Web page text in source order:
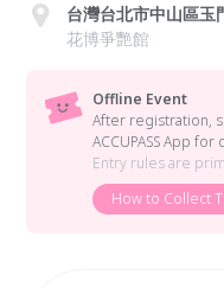
台灣台北市中山區玉
花博爭艷館
Offline Event
After registration,
ACCUPASS App
Entry rules are
How to Collect